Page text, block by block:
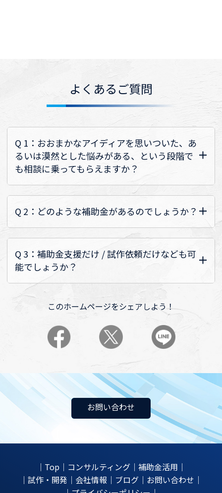
よくあるご質問
Q 1：おおまかなアイディアを思いついた、あ
るいは漠然とした悩みがある、という段階で
も相談に乗ってもらえますか？
Q 2：どのような補助金があるのでしょうか？
Q 3：補助金支援だけ / 試作依頼だけなども可
能でしょうか？
このホームページをシェアしよう！
お問い合わせ
｜ Top｜ コンサルティング｜ 補助金活用 ｜
｜ 試作・開発 ｜ 会社情報 ｜ ブログ ｜ お問い合わせ ｜